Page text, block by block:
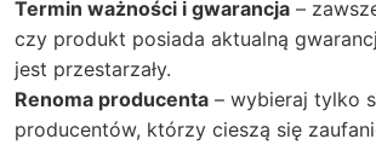
Termin ważności i gwarancja –
czy produkt posiada aktualną
jest przestarzały.
Renoma producenta – wybieraj tylko
producentów, którzy cieszą się